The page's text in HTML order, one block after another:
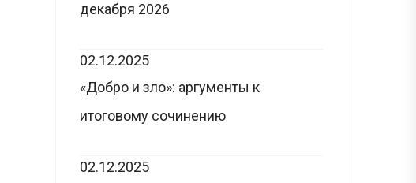
декабря 2026
02.12.2025
«Добро и зло»: аргументы к
итоговому сочинению
02.12.2025